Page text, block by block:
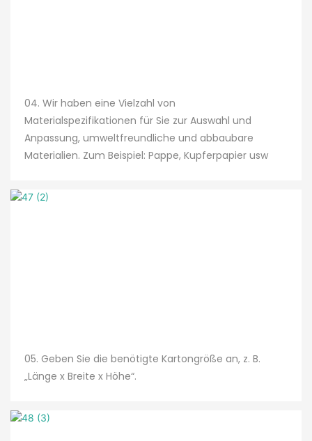
04. Wir haben eine Vielzahl von
Materialspezifikationen für Sie zur Auswahl und
Anpassung, umweltfreundliche und abbaubare
Materialien. Zum Beispiel: Pappe, Kupferpapier usw
05. Geben Sie die benötigte Kartongröße an, z. B.
„Länge x Breite x Höhe“.